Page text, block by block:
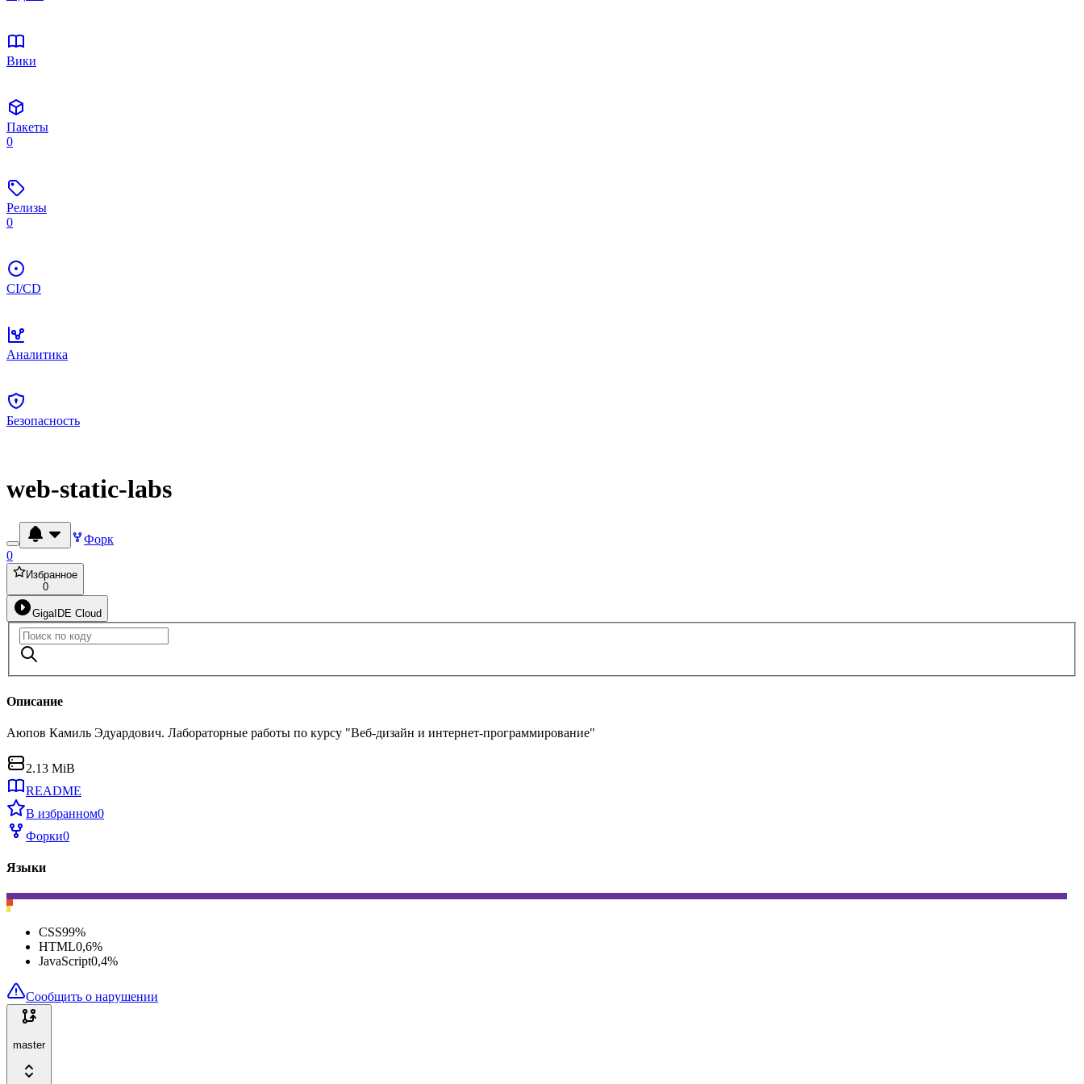
Вики
Пакеты
0
Релизы
0
CI/CD
Аналитика
Безопасность
web-static-labs
Форк
0
Избранное
0
GigaIDE Cloud
Описание
Аюпов Камиль Эдуардович. Лабораторные работы по курсу "Веб-дизайн и интернет-программирование"
2.13 MiB
README
В избранном0
Форки0
Языки
CSS99%
HTML0,6%
JavaScript0,4%
Сообщить о нарушении
master